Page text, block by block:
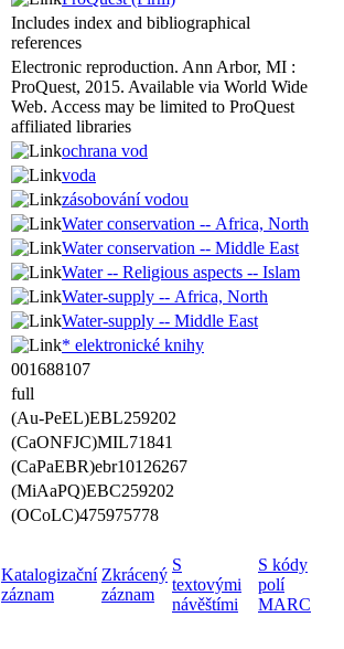
Includes index and bibliographical
references
Electronic reproduction. Ann Arbor, MI :
ProQuest, 2015. Available via World Wide
Web. Access may be limited to ProQuest
affiliated libraries
ochrana vod
voda
zásobování vodou
Water conservation -- Africa, North
Water conservation -- Middle East
Water -- Religious aspects -- Islam
Water-supply -- Africa, North
Water-supply -- Middle East
* elektronické knihy
001688107
full
(Au-PeEL)EBL259202
(CaONFJC)MIL71841
(CaPaEBR)ebr10126267
(MiAaPQ)EBC259202
(OCoLC)475975778
Katalogizační
záznam
Zkrácený
záznam
S
textovými
návěštími
S kódy
polí
MARC